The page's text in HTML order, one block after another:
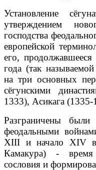
Установление
утверждением
господства
европейской
его,
года (так
на три основных
сёгунскими
1333), Асикага
Разграничены
феодальными
XIII и начало XIV
Камакура) - время
сословия и